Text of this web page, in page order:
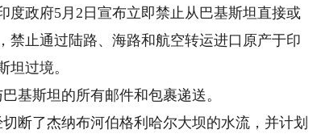
政府5月2日宣布立即禁止从巴基斯坦直接或
禁止通过陆路、海路和航空转运进口原产于印
坦过境。
斯坦的所有邮件和包裹递送。
了杰纳布河伯格利哈尔大坝的水流，并计划